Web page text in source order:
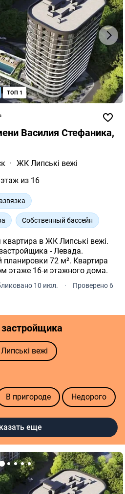
Василия Стефаника,
· ЖК Липські вежі
из 16
Собственный бассейн
в ЖК Липські вежі.
- Левада.
72 м². Квартира
этаже 16-и этажного дома.
10 июл. ·
Проверено 6
ТОП 1
вежі
В пригороде Недорого
еще